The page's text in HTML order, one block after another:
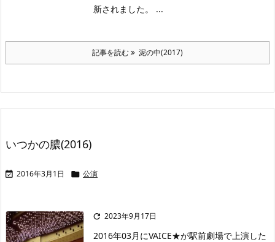
新されました。 ...
記事を読む 泥の中(2017)
いつかの膿(2016)
 2016年3月1日  公演
 2023年9月17日
2016年03月にVAICE★が駅前劇場で上演した